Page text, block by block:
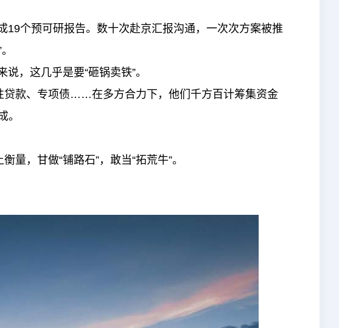
个预可研报告。数十次赴京汇报沟通，一次次方案被推
，这几乎是要“砸锅卖铁”。
款、专项债……在多方合力下，他们千方百计筹集资金
。
，甘做“铺路石”，敢当“拓荒牛”。